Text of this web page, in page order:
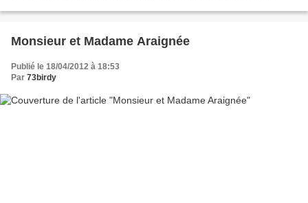
Monsieur et Madame Araignée
Publié le 18/04/2012 à 18:53
Par 73birdy